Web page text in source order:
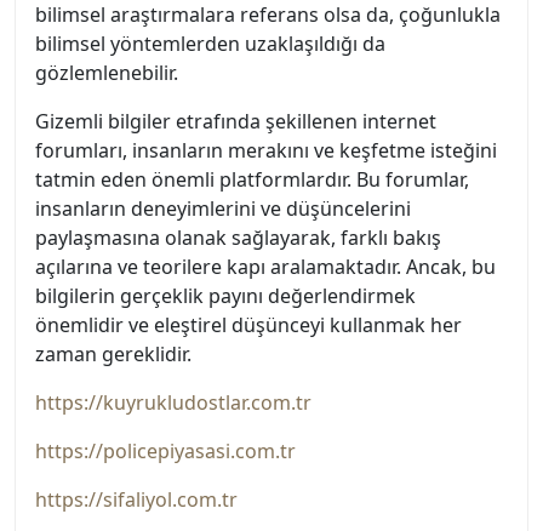
bilimsel araştırmalara referans olsa da, çoğunlukla
bilimsel yöntemlerden uzaklaşıldığı da
gözlemlenebilir.
Gizemli bilgiler etrafında şekillenen internet
forumları, insanların merakını ve keşfetme isteğini
tatmin eden önemli platformlardır. Bu forumlar,
insanların deneyimlerini ve düşüncelerini
paylaşmasına olanak sağlayarak, farklı bakış
açılarına ve teorilere kapı aralamaktadır. Ancak, bu
bilgilerin gerçeklik payını değerlendirmek
önemlidir ve eleştirel düşünceyi kullanmak her
zaman gereklidir.
https://kuyrukludostlar.com.tr
https://policepiyasasi.com.tr
https://sifaliyol.com.tr